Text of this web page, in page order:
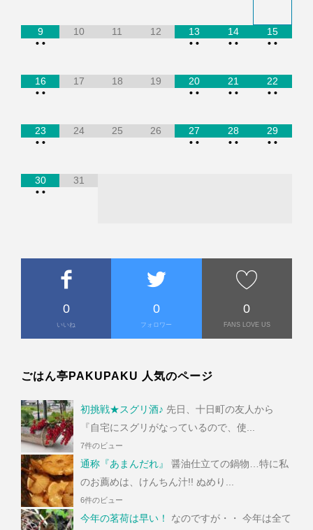
9
• •
10 11 12
13
• •
14
• •
15
• •
16
• •
17 18 19
20
• •
21
• •
22
• •
23
• •
24 25 26
27
• •
28
• •
29
• •
30
• •
31
0
いいね
0
フォロワー
0
FANS LOVE US
ごはん亭PAKUPAKU 人気のページ
初挑戦★スグリ酒♪ 先日、十日町の友人から
『自宅にスグリがなっているので、使...
7件のビュー
通称『あまんだれ』
醤油仕立ての鍋物…特に私
のお薦めは、けんちん汁!! ぬめり...
6件のビュー
今年の茗荷は早い！
なのですが・・ 今年は全て